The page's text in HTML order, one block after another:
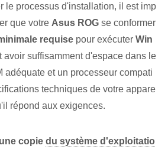
le processus d'installation, il est imp
que votre Asus ROG se conformer
requise pour exécuter Win
avoir suffisamment d'espace dans⁣ le
adéquate et un processeur compati
techniques de votre appare
répond aux exigences.
copie du système d'exploitatio